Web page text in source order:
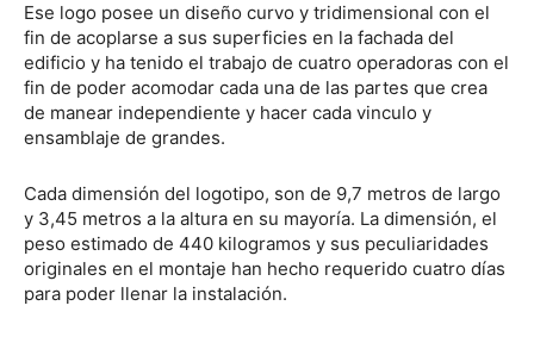
Ese logo posee un diseño curvo y tridimensional con el
fin de acoplarse a sus superficies en la fachada del
edificio y ha tenido el trabajo de cuatro operadoras con el
fin de poder acomodar cada una de las partes que crea
de manear independiente y hacer cada vinculo y
ensamblaje de grandes.
Cada dimensión del logotipo, son de 9,7 metros de largo
y 3,45 metros a la altura en su mayoría. La dimensión, el
peso estimado de 440 kilogramos y sus peculiaridades
originales en el montaje han hecho requerido cuatro días
para poder llenar la instalación.